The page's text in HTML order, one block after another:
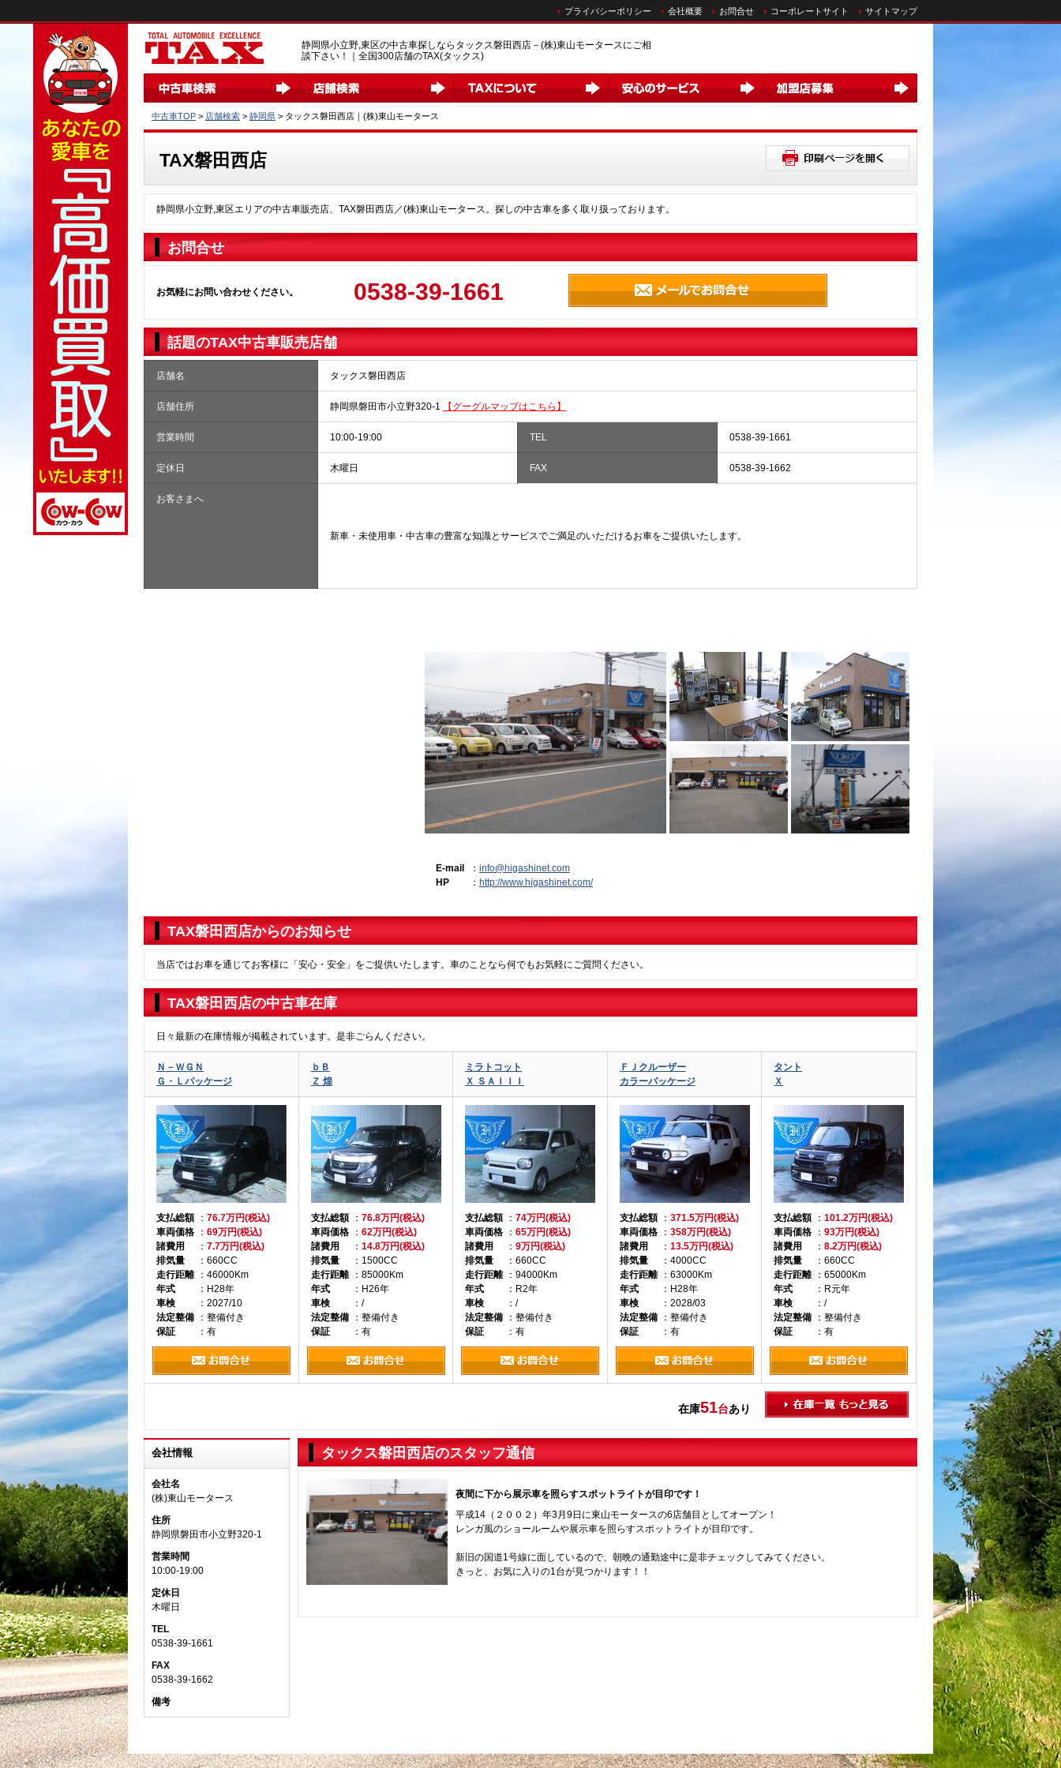
プライバシーポリシー 会社概要 お問合せ コーポレートサイト サイトマップ
静岡県小立野,東区の中古車探しならタックス磐田西店－(株)東山モータースにご相
談下さい！｜全国300店舗のTAX(タックス)
中古車TOP> 店舗検索> 静岡県> タックス磐田西店｜(株)東山モータース
TAX磐田西店
静岡県小立野,東区エリアの中古車販売店、TAX磐田西店／(株)東山モータース。探しの中古車を多く取り扱っております。
お問合せ
お気軽にお問い合わせください。 0538-39-1661
話題のTAX中古車販売店舗
店舗名 タックス磐田西店
店舗住所 静岡県磐田市小立野320-1 【グーグルマップはこちら】
営業時間 10:00-19:00 TEL 0538-39-1661
定休日 木曜日 FAX 0538-39-1662
お客さまへ
新車・未使用車・中古車の豊富な知識とサービスでご満足のいただけるお車をご提供いたします。
E-mail ： info@higashinet.com
HP
： http://www.higashinet.com/
TAX磐田西店からのお知らせ
当店ではお車を通じてお客様に「安心・安全」をご提供いたします。車のことなら何でもお気軽にご質問ください。
TAX磐田西店の中古車在庫
日々最新の在庫情報が掲載されています。是非ごらんください。
Ｎ－ＷＧＮ
Ｇ・Ｌパッケージ
支払総額 ： 76.7万円(税込)
車両価格
： 69万円(税込)
諸費用
： 7.7万円(税込)
排気量
：660CC
走行距離
：46000Km
年式
：H28年
車検
：2027/10
法定整備
：整備付き
保証
：有
ｂＢ
Ｚ 煌
支払総額 ： 76.8万円(税込)
車両価格
： 62万円(税込)
諸費用
： 14.8万円(税込)
排気量
：1500CC
走行距離
：85000Km
年式
：H26年
車検
：/
法定整備
：整備付き
保証
：有
ミラトコット
Ｘ ＳＡＩＩＩ
支払総額 ：74万円(税込)
車両価格
：65万円(税込)
諸費用
：9万円(税込)
排気量
：660CC
走行距離
：94000Km
年式
：R2年
車検
：/
法定整備
：整備付き
保証
：有
ＦＪクルーザー
カラーパッケージ
支払総額 ： 371.5万円(税込)
車両価格
： 358万円(税込)
諸費用
： 13.5万円(税込)
排気量
：4000CC
走行距離
：63000Km
年式
：H28年
車検
：2028/03
法定整備
：整備付き
保証
：有
タント
Ｘ
支払総額 ：101.2万円(税込)
車両価格
：93万円(税込)
諸費用
：8.2万円(税込)
排気量
：660CC
走行距離
：65000Km
年式
：R元年
車検
：/
法定整備
：整備付き
保証
：有
在庫51台あり
タックス磐田西店のスタッフ通信
夜間に下から展示車を照らすスポットライトが目印です！
平成14（２００２）年3月9日に東山モータースの6店舗目としてオープン！
レンガ風のショールームや展示車を照らすスポットライトが目印です。
新旧の国道1号線に面しているので、朝晩の通勤途中に是非チェックしてみてください。
きっと、お気に入りの1台が見つかります！！
会社情報
会社名
(株)東山モータース
住所
静岡県磐田市小立野320-1
営業時間
10:00-19:00
定休日
木曜日
TEL
0538-39-1661
FAX
0538-39-1662
備考